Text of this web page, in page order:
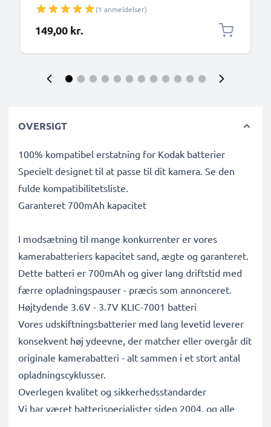
(1 anmeldelser)
149,00 kr.
OVERSIGT
100% kompatibel erstatning for Kodak batterier
Specielt designet til at passe til dit kamera. Se den
fulde kompatibilitetsliste.
Garanteret 700mAh kapacitet
I modsætning til mange konkurrenter er vores
kamerabatteriers kapacitet sand, ægte og garanteret.
Dette batteri er 700mAh og giver lang driftstid med
færre opladningspauser - præcis som annonceret.
Højtydende 3.6V - 3.7V KLIC-7001 batteri
Vores udskiftningsbatterier med lang levetid leverer
konsekvent høj ydeevne, der matcher eller overgår dit
originale kamerabatteri - alt sammen i et stort antal
opladningscyklusser.
Overlegen kvalitet og sikkerhedsstandarder
Vi har været batterispecialister siden 2004, og alle